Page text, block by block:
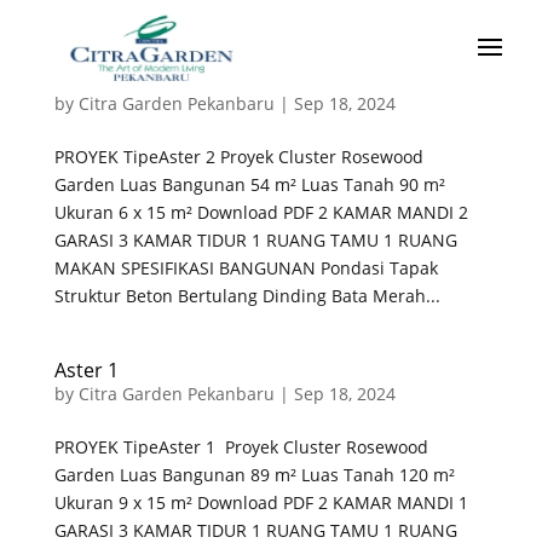
Aster 2
by Citra Garden Pekanbaru | Sep 18, 2024
PROYEK TipeAster 2 Proyek Cluster Rosewood
Garden Luas Bangunan 54 m² Luas Tanah 90 m²
Ukuran 6 x 15 m² Download PDF 2 KAMAR MANDI 2
GARASI 3 KAMAR TIDUR 1 RUANG TAMU 1 RUANG
MAKAN SPESIFIKASI BANGUNAN Pondasi Tapak
Struktur Beton Bertulang Dinding Bata Merah...
Aster 1
by Citra Garden Pekanbaru | Sep 18, 2024
PROYEK TipeAster 1 Proyek Cluster Rosewood
Garden Luas Bangunan 89 m² Luas Tanah 120 m²
Ukuran 9 x 15 m² Download PDF 2 KAMAR MANDI 1
GARASI 3 KAMAR TIDUR 1 RUANG TAMU 1 RUANG